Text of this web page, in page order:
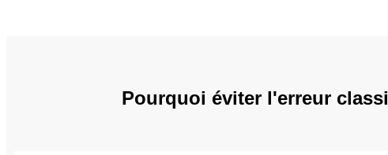
Pourquoi éviter l'erreur